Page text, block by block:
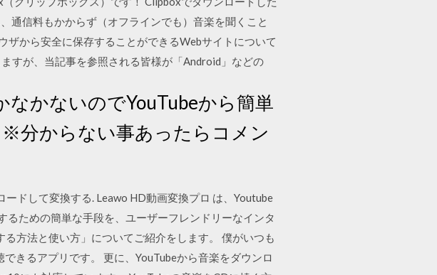
通信料もかからず（オフラインでも）音楽を聞くこと
から安全に保存することができるWebサイトについて
すが、当記事を参照される皆様が「Android」などの
なかないのでYouTubeから簡単
分からない事あったらコメン
ドして変換する. Leawo HD動画変換プロ は、Youtube
ための簡単な手段を、ユーザーフレンドリーなインタ
方法と使い方」についてご紹介をします。 僕がいつも
きるアプリです。 更に、YouTubeから音楽をダウンロ